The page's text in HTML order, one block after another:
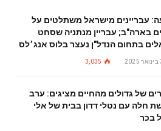
עבריינים מישראל משתלטים על
בארה"ב; עבריין מנתניה שסחט
בתחום הנדל"ן נעצר בלוס אנג׳לס
3,035
של גדולים מהחיים מציגים: ערב
חלה עם נטלי דדון בבית של אלי
בכר